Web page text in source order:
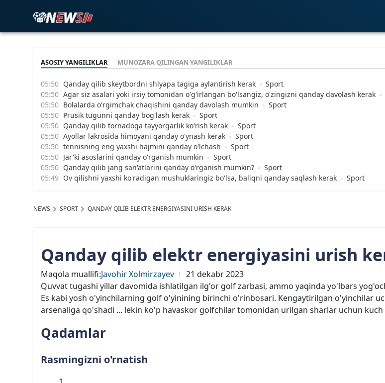
ASOSIY YANGILIKLAR MUNOZARA QILINGAN YANGILIKLAR
Qanday qilib skeytbordni shlyapa tagiga aylantirish kerak
Sport
Agar siz asalari yoki irsiy tomonidan o'g'irlangan bo'lsangiz, o'zingizni qanday davolash kerak
Bolalarda o'rgimchak chaqishini qanday davolash mumkin
Sport
Prusik tugunni qanday bog'lash kerak
Sport
Qanday qilib tornadoga tayyorgarlik ko'rish kerak
Sport
Ayollar lakrosida himoyani qanday o'ynash kerak
Sport
tennisning eng yaxshi hajmini qanday o'lchash
Sport
Jar'ki asoslarini qanday o'rganish mumkin
Sport
Qanday qilib jang san'atlarini qanday o'rganish mumkin?
Sport
Ov qilishni yaxshi ko'radigan mushuklaringiz bo'lsa, baliqni qanday saqlash kerak
Sport
NEWS SPORT QANDAY QILIB ELEKTR ENERGIYASINI URISH KERAK
Qanday qilib elektr energiyasini urish
Maqola muallifi:Javohir Xolmirzayev
21 dekabr 2023
Quvvat tugashi yillar davomida ishlatilgan ilg'or golf zarbasi, ammo yaqinda yo'lbars
Es kabi yosh o'yinchilarning golf o'yinining birinchi o'rinbosari. Kengaytirilgan o'yinchilar
arsenaliga qo'shadi ... lekin ko'p havaskor golfchilar tomonidan urilgan sharlar uchun
Qadamlar
Rasmingizni o'rnatish